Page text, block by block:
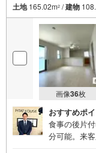
土地165.02m2 /建物
画像36枚
おすすめポ
食事の後片
分可能。来